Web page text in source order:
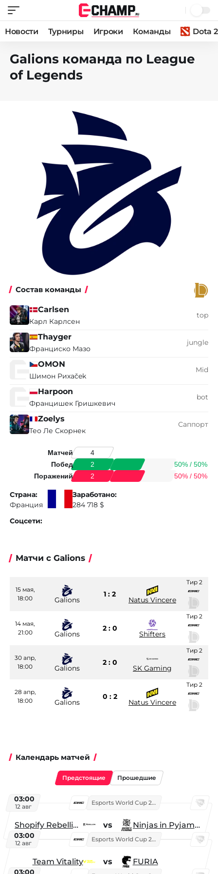
Новости Турниры Игроки Команды Dota 2
Galions команда по League
of Legends
Состав команды
Carlsen
Карл Карлсен
top
Thayger
Франциско Мазо
jungle
OMON
Шимон Рихаček
Mid
Harpoon
Францишек Гришкевич
bot
Zoelys
Тео Ле Скорнек
Саппорт
Матчей
4
Побед
2
50% / 50%
Поражений
2 50% / 50%
Страна:
Франция
Заработано:
284 718 $
Соцсети:
Матчи с Galions
15 мая,
18:00
Galions
1 : 2
Natus Vincere
Тир 2
14 мая,
21:00
Galions
2 : 0
Shifters
Тир 2
30 апр,
18:00
Galions
2 : 0
SK Gaming
Тир 2
28 апр,
18:00
Galions
0 : 2
Natus Vincere
Тир 2
Календарь матчей
Предстоящие Прошедшие
03:00
12 авг
Esports World Cup 2026
Shopify Rebellion vs Ninjas in Pyjamas
03:00
12 авг
Esports World Cup 2026
Team Vitality vs FURIA
03:00